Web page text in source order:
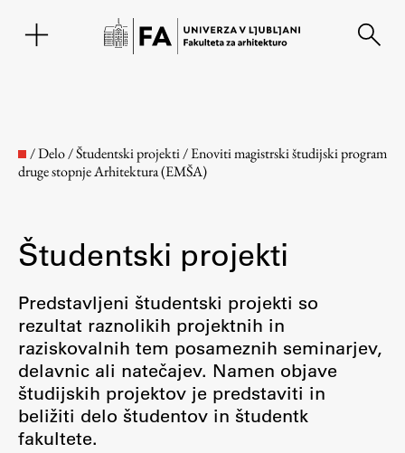
Fakulteta
O fakulteti
Osebje
Organiziranost
/Delo/Študentski projekti/Enoviti magistrski študijski program
druge stopnje Arhitektura (EMŠA)
Študentski projekti
Predstavljeni študentski projekti so
rezultat raznolikih projektnih in
raziskovalnih tem posameznih seminarjev,
delavnic ali natečajev. Namen objave
študijskih projektov je predstaviti in
beližiti delo študentov in študentk
fakultete.